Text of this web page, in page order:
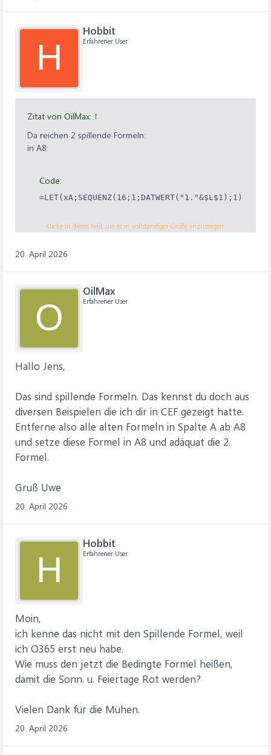
H
Hobbit
Erfahrener User
Zitat von OilMax: ↑
Da reichen 2 spillende Formeln:
in A8:
Code:
=LET(xA;SEQUENZ(TAG(EDATUM(A3;1)-1)-
zweiten Formel zeigt er mir Überlauf an.
MFG Jens
Klicke in dieses Feld, um es in vollständiger Größe anzuzeigen.
20. April 2026
O
OilMax
Erfahrener User
Hallo Jens,
Das sind spillende Formeln. Das kennst du doch aus
diversen Beispielen die ich dir in CEF gezeigt hatte.
Entferne also alle alten Formeln in Spalte A ab A8
und setze diese Formel in A8 und adäquat die 2.
Formel.
Gruß Uwe
20. April 2026
H
Hobbit
Erfahrener User
Moin,
ich kenne das nicht mit den Spillende Formel, weil
ich O365 erst neu habe.
Wie muss den jetzt die Bedingte Formel heißen,
damit die Sonn. u. Feiertage Rot werden?
Vielen Dank für die Mühen.
20. April 2026